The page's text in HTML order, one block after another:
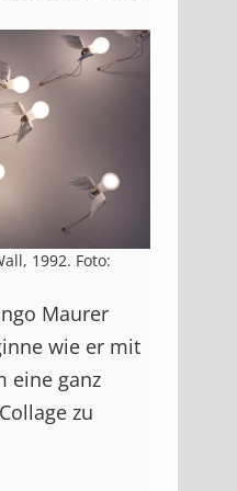
1992. Foto:
Maurer
wie er mit
eine ganz
zu